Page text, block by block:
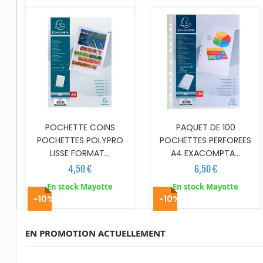
POCHETTE COINS
POCHETTES POLYPRO
LISSE FORMAT...
4,50 €
En stock Mayotte
PAQUET DE 100
POCHETTES PERFOREES
A4 EXACOMPTA...
6,50 €
En stock Mayotte
EN PROMOTION ACTUELLEMENT
-10% -10%